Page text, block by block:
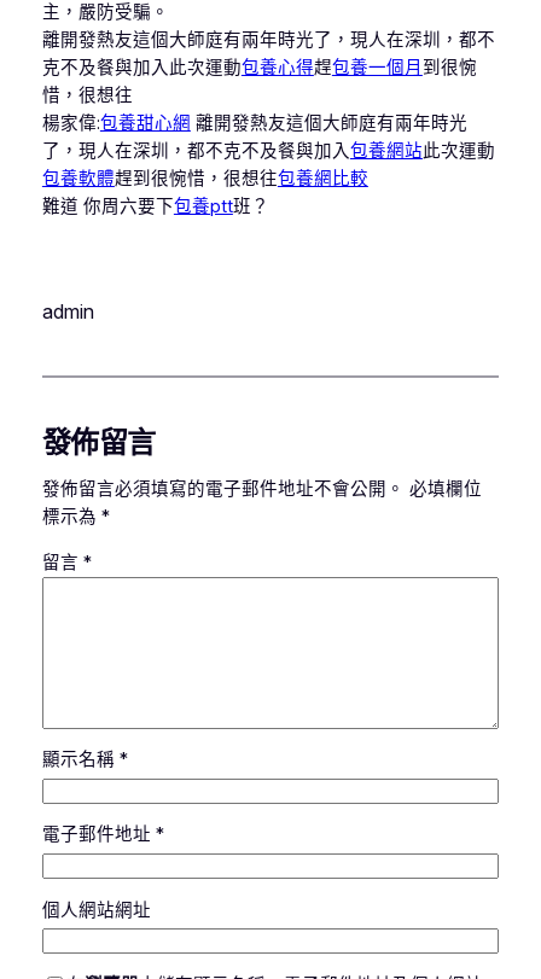
主，嚴防受騙。
離開發熱友這個大師庭有兩年時光了，現人在深圳，都不
克不及餐與加入此次運動包養心得趕包養一個月 到很惋
惜，很想往
楊家偉:包養甜心網 離開發熱友這個大師庭有兩年時光
了，現人在深圳，都不克不及餐與加入包養網站此次運動
包養軟體趕到很惋惜，很想往包養網比較
難道 你周六要下包養ptt班？
admin
發佈留言
發佈留言必須填寫的電子郵件地址不會公開。 必填欄位
標示為 *
留言 *
顯示名稱 *
電子郵件地址 *
個人網站網址